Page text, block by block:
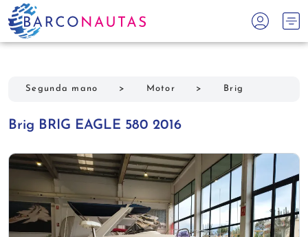
Segunda mano > Motor > Brig
Brig BRIG EAGLE 580 2016